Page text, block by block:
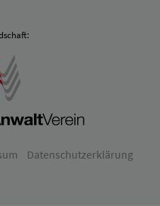
Datenschutzerklärung